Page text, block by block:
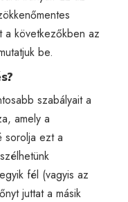
a következőkben az
be.
szabályait a
amely a
sorolja ezt a
fél (vagyis az
juttat a másik